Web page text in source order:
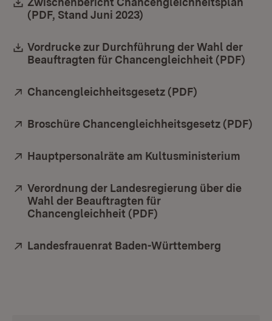
(PDF, Stand Juni 2023)
Download:
Vordrucke zur Durchführung der Wahl der
Beauftragten für Chancengleichheit (PDF)
Extern:
Chancengleichheitsgesetz (PDF)
Extern:
Broschüre Chancengleichheitsgesetz (PDF)
Extern:
Hauptpersonalräte am Kultusministerium
Extern:
Verordnung der Landesregierung über die
Wahl der Beauftragten für
Chancengleichheit (PDF)
Extern:
Landesfrauenrat Baden-Württemberg